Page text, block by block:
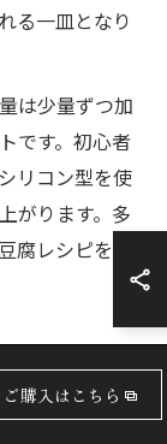
る一皿となり
は少量ずつ加
です。初心者
リコン型を使
がります。多
レシピを見
理胡麻
ご購入はこちら